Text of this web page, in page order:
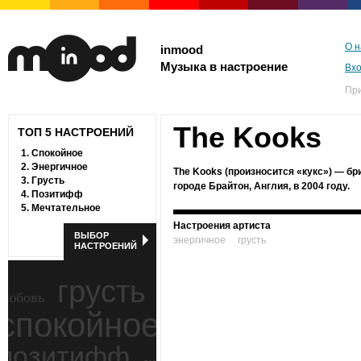
inmood
Музыка в настроение
О
ТОП 5 НАСТРОЕНИЙ
1. Спокойное
2. Энергичное
3. Грусть
4. Позитифф
5. Мечтательное
ВЫБОР
НАСТРОЕНИЙ
грусть
The Kooks
The Kooks (произносится «кукс») —
городе Брайтон, Англия, в 2004 году.
Настроения артиста
энергичное
грусть